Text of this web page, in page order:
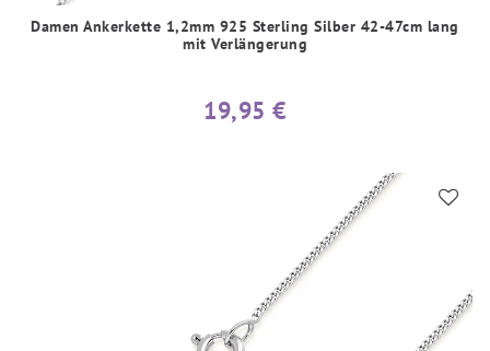
Damen Ankerkette 1,2mm 925 Sterling Silber 42-47cm lang
mit Verlängerung
19,95 €